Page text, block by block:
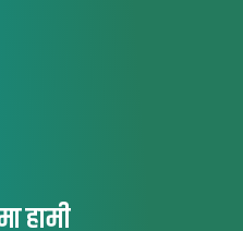
हामी